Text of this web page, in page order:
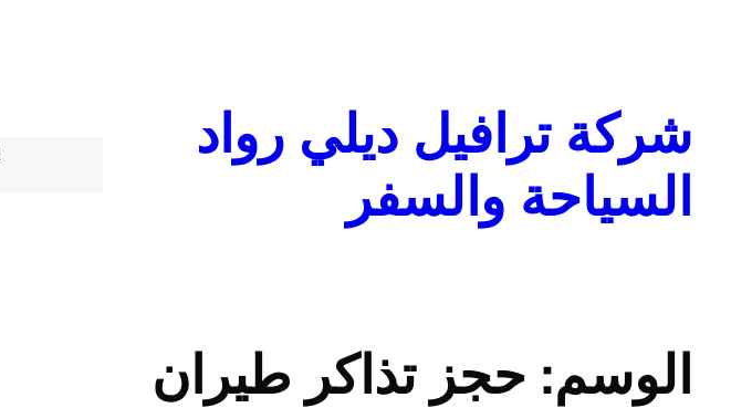
شركة ترافيل ديلي رواد
السياحة والسفر
الوسم: حجز تذاكر طيران